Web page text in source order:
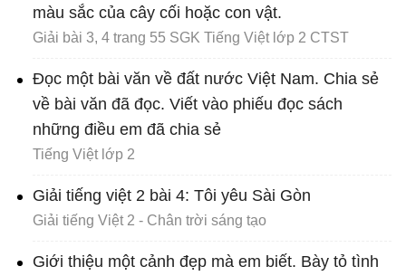
màu sắc của cây cối hoặc con vật.
Giải bài 3, 4 trang 55 SGK Tiếng Việt lớp 2 CTST
Đọc một bài văn về đất nước Việt Nam. Chia sẻ
về bài văn đã đọc. Viết vào phiếu đọc sách
những điều em đã chia sẻ
Tiếng Việt lớp 2
Giải tiếng việt 2 bài 4: Tôi yêu Sài Gòn
Giải tiếng Việt 2 - Chân trời sáng tạo
Giới thiệu một cảnh đẹp mà em biết. Bày tỏ tình